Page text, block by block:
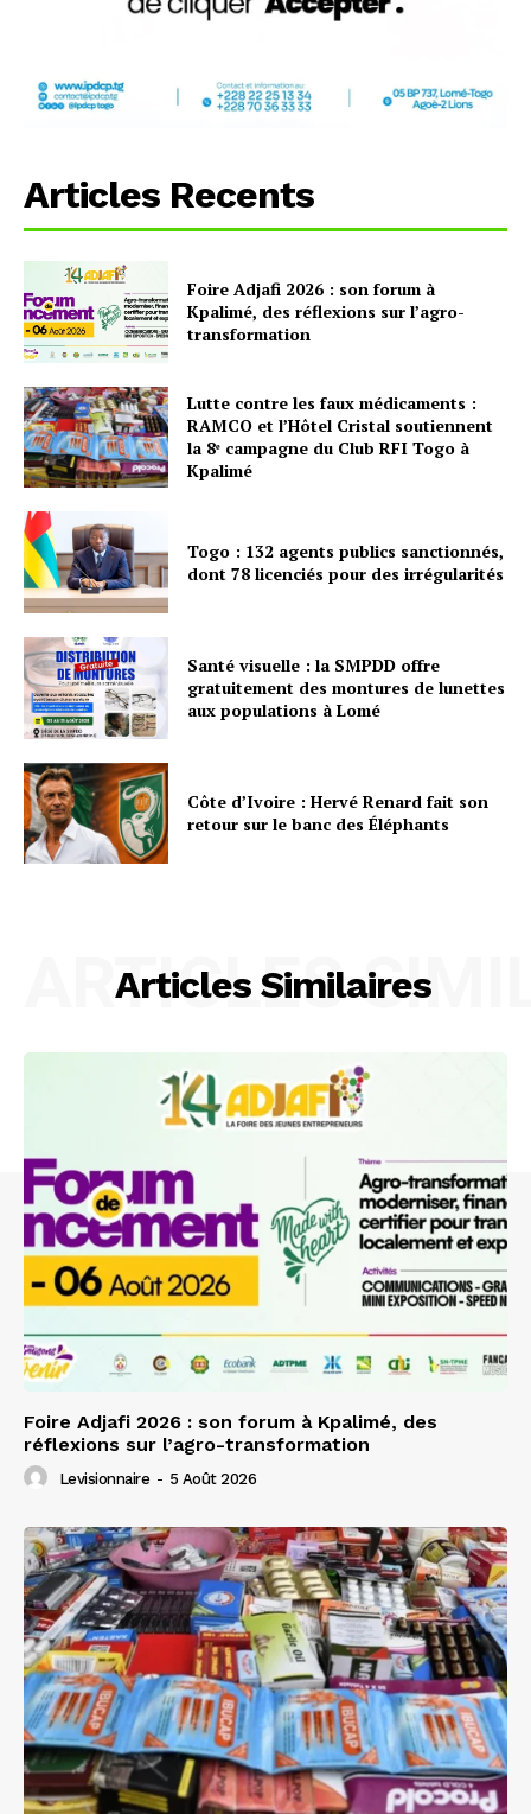
Articles Recents
Foire Adjafi 2026 : son forum à
Kpalimé, des réflexions sur l’agro-
transformation
Lutte contre les faux médicaments :
RAMCO et l’Hôtel Cristal soutiennent
la 8ᵉ campagne du Club RFI Togo à
Kpalimé
Togo : 132 agents publics sanctionnés,
dont 78 licenciés pour des irrégularités
Santé visuelle : la SMPDD offre
gratuitement des montures de lunettes
aux populations à Lomé
Côte d’Ivoire : Hervé Renard fait son
retour sur le banc des Éléphants
Articles Similaires
ARTICLES
Foire Adjafi 2026 : son forum à Kpalimé, des
réflexions sur l’agro-transformation
Levisionnaire - 5 Août 2026